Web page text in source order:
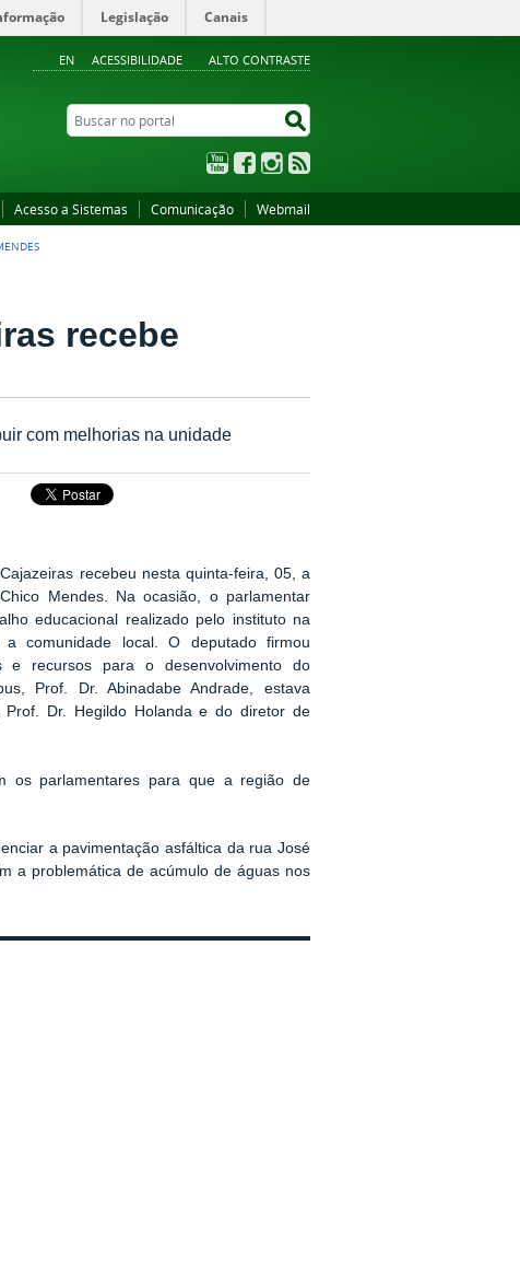
Legislação Canais
EN ACESSIBILIDADE ALTO CONTRASTE
Buscar no portal
YouTubeFacebookInstagram
Acesso a Sistemas Comunicação Webmail
recebe
com melhorias na unidade
recebeu nesta quinta-feira, 05, a
Mendes. Na ocasião, o parlamentar
educacional realizado pelo instituto na
comunidade local. O deputado firmou
e recursos para o desenvolvimento do
Prof. Dr. Abinadabe Andrade, estava
Dr. Hegildo Holanda e do diretor de
os parlamentares para que a região de
a pavimentação asfáltica da rua José
a problemática de acúmulo de águas nos